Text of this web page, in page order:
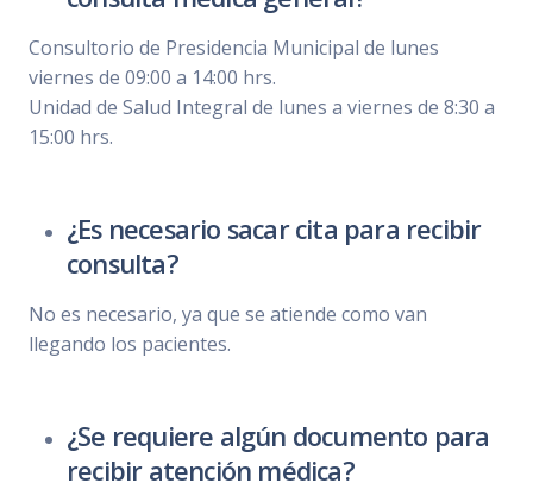
Consultorio de Presidencia Municipal de lunes
viernes de 09:00 a 14:00 hrs.
Unidad de Salud Integral de lunes a viernes de 8:30 a
15:00 hrs.
¿Es necesario sacar cita para recibir
consulta?
No es necesario, ya que se atiende como van
llegando los pacientes.
¿Se requiere algún documento para
recibir atención médica?